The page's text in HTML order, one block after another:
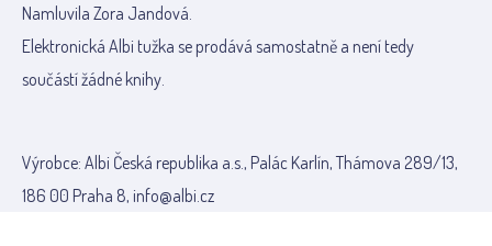
Namluvila Zora Jandová.
Elektronická Albi tužka se prodává samostatně a není tedy
součástí žádné knihy.
Výrobce: Albi Česká republika a.s., Palác Karlín, Thámova 289/13,
186 00 Praha 8, info@albi.cz